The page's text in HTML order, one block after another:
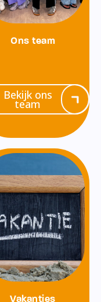
Ons team
Bekijk ons
team
Vakanties